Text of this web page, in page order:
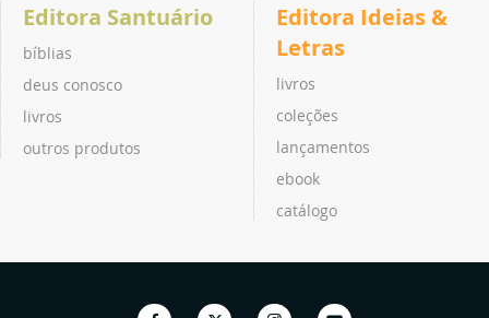
Editora Santuário
bíblias
deus conosco
livros
outros produtos
Editora Ideias &
Letras
livros
coleções
lançamentos
ebook
catálogo